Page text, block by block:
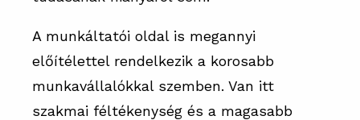
A munkáltatói oldal is megannyi
előítélettel rendelkezik a korosabb
munkavállalókkal szemben. Van itt
szakmai féltékenység és a magasabb